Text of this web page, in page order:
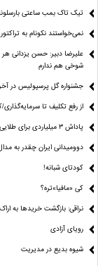
تیک تاک بمب ساعتی
نمی‌خواستند نکونام به
علیرضا دبیر: حسن یزدانی هر
شوخی هم ندارم
جشنواره گل پرسپولیس در
از رفع تکلیف تا
پاداش ۳ میلیاردی برای طلایی‌های تیراندازی در ناگویا
دوومیدانی ایران چقدر به
کودتای شبانه!
کی «مافیا»تره؟
نراقی: بازگشت خریدها به
رویای آزادی
شیوه بدیع در مدیریت